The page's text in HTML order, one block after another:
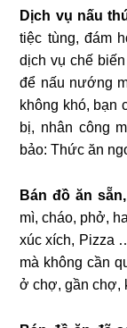
Dịch vụ nấu
tiệc tùng, đám
dịch vụ chế
để nấu nướng
không khó, bạn
bị, nhân công
bảo: Thức ăn
Bán đồ ăn
mì, cháo, phở,
xúc xích, Pizza
mà không cần
ở chợ, gần chợ,